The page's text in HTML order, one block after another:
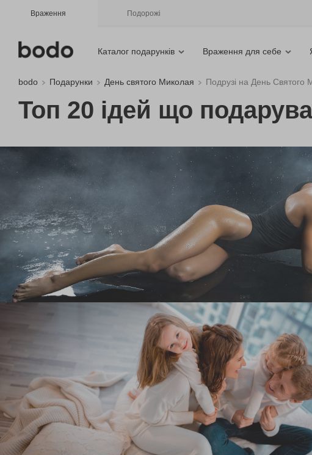
Враження Подорожі
Каталог подарунків Враження для себе
bodo Подарунки День святого Миколая Подрузі на День Святого
Топ 20 ідей що